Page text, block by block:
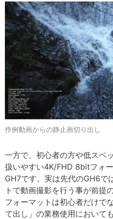
作例動画からの静止画切り出し
一方で、初心者の方や低スペ
扱いやすい4K/FHD 8bitフォ
GH7です。実は先代のGH6で
トで動画撮影を行う事が前提
フォーマットは初心者だけで
て出し」の業務使用において